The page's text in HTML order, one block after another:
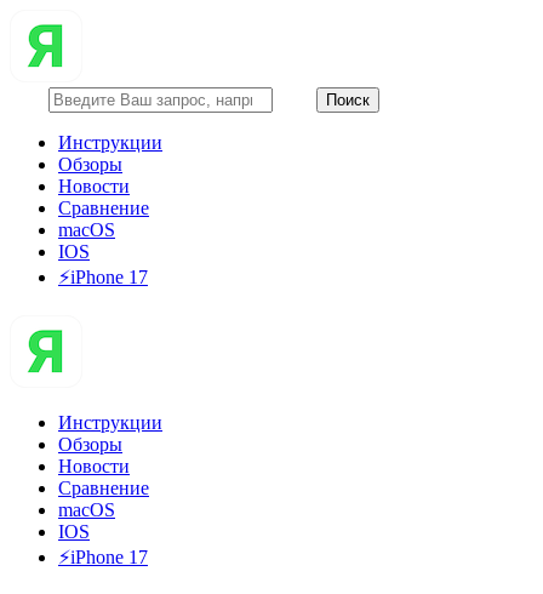
Инструкции
Обзоры
Новости
Сравнение
macOS
IOS
⚡️iPhone 17
Инструкции
Обзоры
Новости
Сравнение
macOS
IOS
⚡️iPhone 17